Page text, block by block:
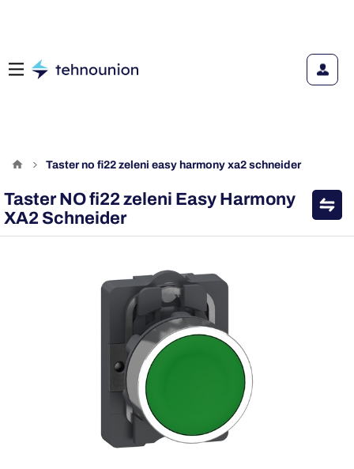
taster no fi22 zeleni easy harmony xa2 schneider
Taster NO fi22 zeleni Easy Harmony
XA2 Schneider